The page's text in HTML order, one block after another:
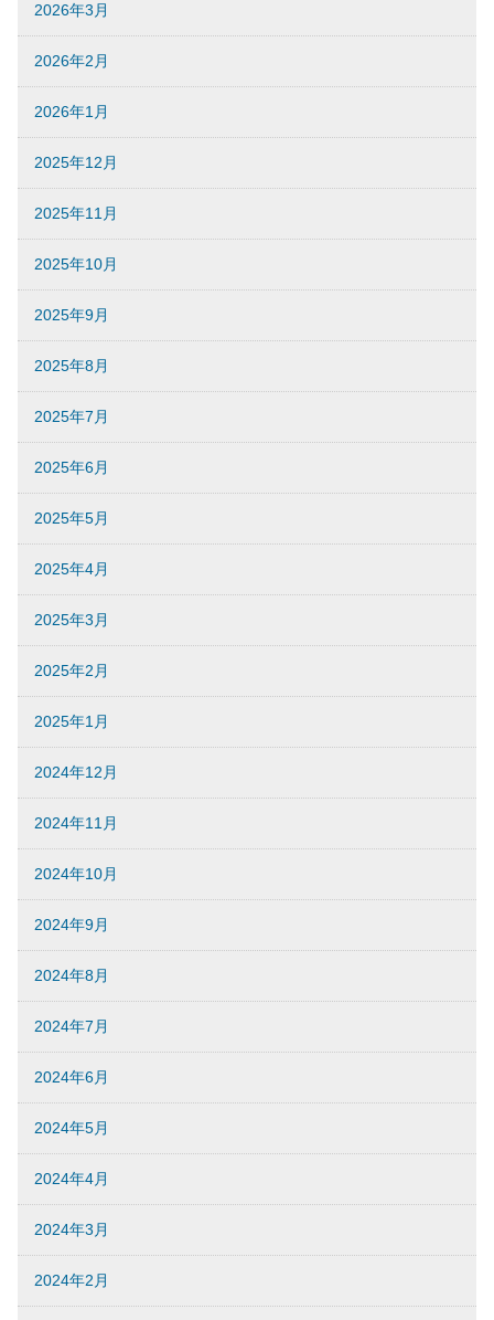
2026年3月
2026年2月
2026年1月
2025年12月
2025年11月
2025年10月
2025年9月
2025年8月
2025年7月
2025年6月
2025年5月
2025年4月
2025年3月
2025年2月
2025年1月
2024年12月
2024年11月
2024年10月
2024年9月
2024年8月
2024年7月
2024年6月
2024年5月
2024年4月
2024年3月
2024年2月